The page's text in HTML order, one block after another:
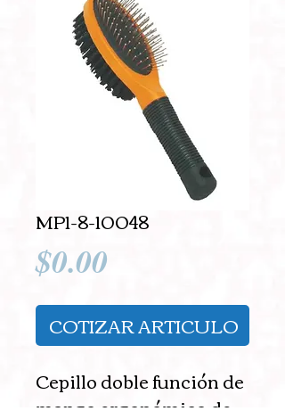
MP1-8-10048
$0.00
COTIZAR ARTICULO
Cepillo doble función de